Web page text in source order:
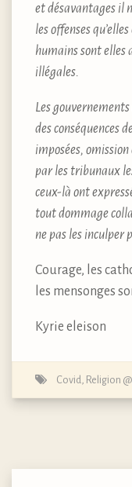
et désavantages il
les offenses
humains sont elles
illégales.
Les
des conséquences
imposées,
par les tribunaux
ceux-là ont
tout dommage
ne pas les inculper
Courage, les
les mensonges
Kyrie eleison
Covid Religion